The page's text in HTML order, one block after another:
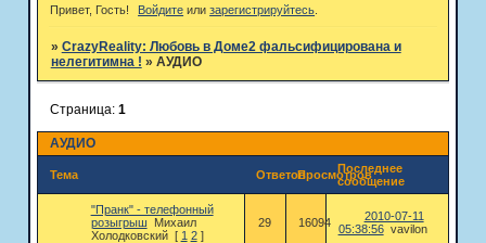
Привет, Гость! Войдите илизарегистрируйтесь
» CrazyReality: Любовь в Доме2 фальсифицирована и
нелегитимна ! » АУДИО
АУДИО
Страница: 1
Тема ОтветовПросмотровПоследнее
сообщение
"Пранк" - телефонный
розыгрыш
Михаил
Холодковский [ 1 2 ]
29 16094
2010-07-11
05:38:56 vavilon